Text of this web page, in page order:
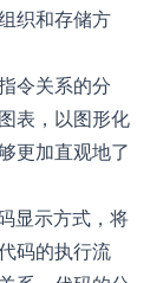
织和存储方
令关系的分
表，以图形化
更加直观地了
显示方式，将
码的执行流